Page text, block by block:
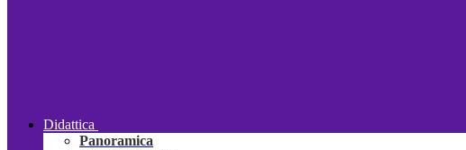
Didattica
Panoramica